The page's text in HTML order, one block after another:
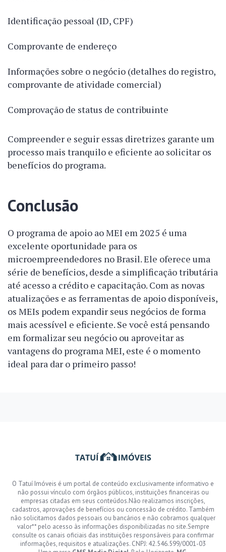
Identificação pessoal (ID, CPF)
Comprovante de endereço
Informações sobre o negócio (detalhes do registro,
comprovante de atividade comercial)
Comprovação de status de contribuinte
Compreender e seguir essas diretrizes garante um
processo mais tranquilo e eficiente ao solicitar os
benefícios do programa.
Conclusão
O programa de apoio ao MEI em 2025 é uma
excelente oportunidade para os
microempreendedores no Brasil. Ele oferece uma
série de benefícios, desde a simplificação tributária
até acesso a crédito e capacitação. Com as novas
atualizações e as ferramentas de apoio disponíveis,
os MEIs podem expandir seus negócios de forma
mais acessível e eficiente. Se você está pensando
em formalizar seu negócio ou aproveitar as
vantagens do programa MEI, este é o momento
ideal para dar o primeiro passo!
O Tatuí Imóveis é um portal de conteúdo exclusivamente informativo e
não possui vínculo com órgãos públicos, instituições financeiras ou
empresas citadas em seus conteúdos.Não realizamos inscrições,
cadastros, aprovações de benefícios ou concessão de crédito. Também
não solicitamos dados pessoais ou bancários e não cobramos qualquer
valor** pelo acesso às informações disponibilizadas no site.Sempre
consulte os canais oficiais das instituições responsáveis para confirmar
informações, requisitos e atualizações. CNPJ: 42.546.599/0001-03